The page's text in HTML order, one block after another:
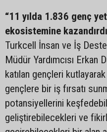
“11 yılda 1.836 genç
ekosistemine
Turkcell İnsan ve İş
Müdür Yardımcısı Erkan
katılan gençleri
gençlere bir iş fırsatı
potansiyellerini
geliştirebilecekleri ve